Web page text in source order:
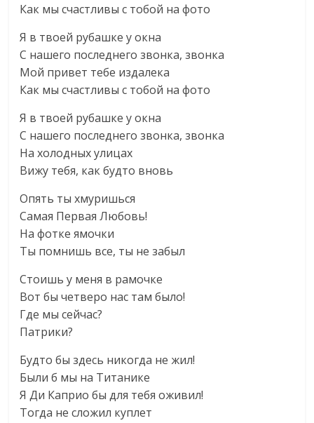
Как мы счастливы с тобой на фото
Я в твоей рубашке у окна
С нашего последнего звонка, звонка
Мой привет тебе издалека
Как мы счастливы с тобой на фото
Я в твоей рубашке у окна
С нашего последнего звонка, звонка
На холодных улицах
Вижу тебя, как будто вновь
Опять ты хмуришься
Самая Первая Любовь!
На фотке ямочки
Ты помнишь все, ты не забыл
Стоишь у меня в рамочке
Вот бы четверо нас там было!
Где мы сейчас?
Патрики?
Будто бы здесь никогда не жил!
Были б мы на Титанике
Я Ди Каприо бы для тебя оживил!
Тогда не сложил куплет